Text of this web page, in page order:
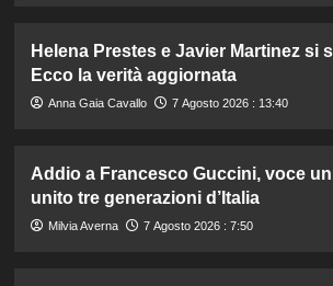
Helena Prestes e Javier Martinez si
Ecco la verità aggiornata
Anna Gaia Cavallo 7 Agosto 2026 : 13:40
Addio a Francesco Guccini, voce
unito tre generazioni d’Italia
Milvia Averna 7 Agosto 2026 : 7:50